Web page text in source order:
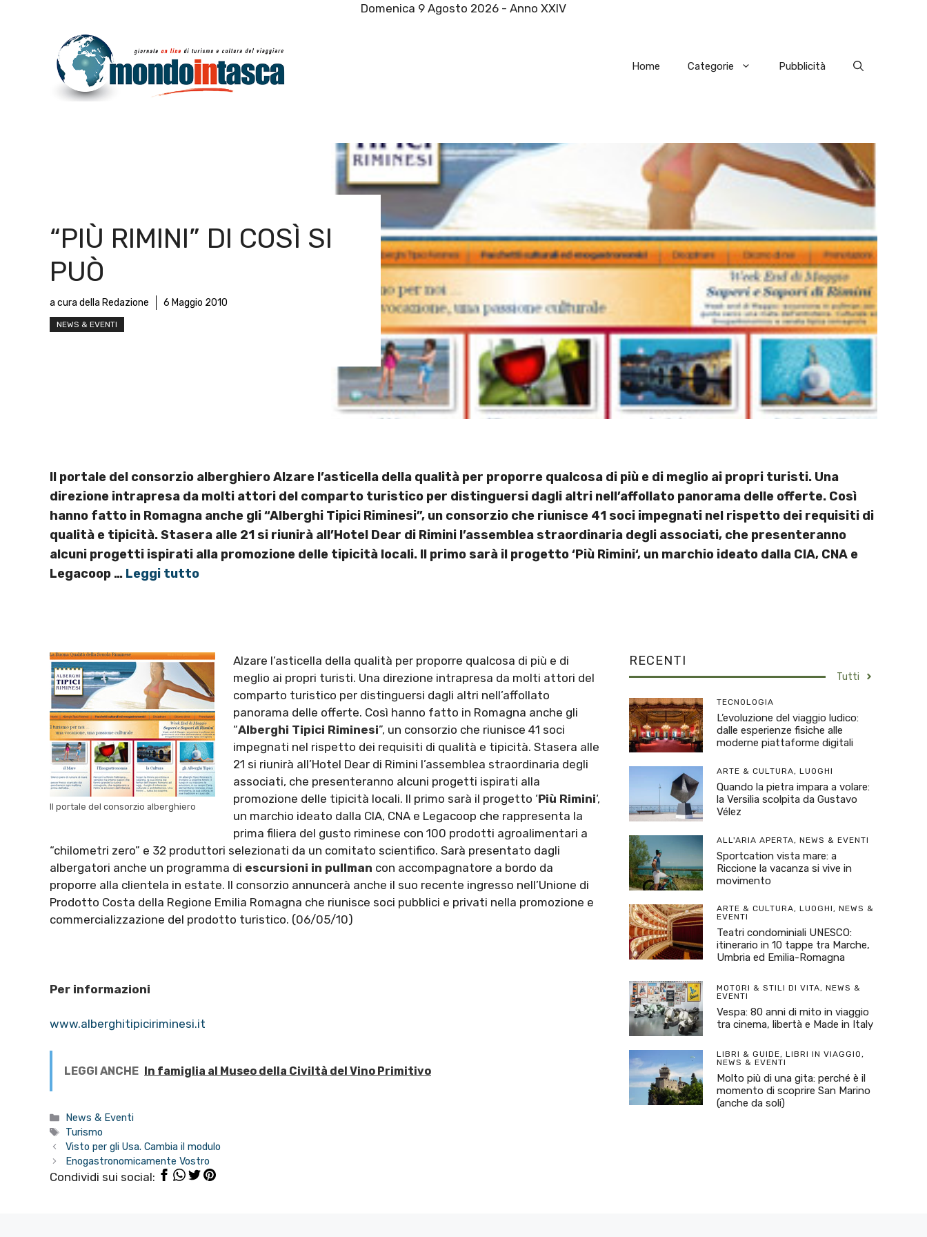
Domenica 9 Agosto 2026 - Anno XXIV
Home Categorie Pubblicità
“PIÙ RIMINI” DI COSÌ SI
PUÒ
a cura della Redazione 6 Maggio 2010
NEWS & EVENTI
Il portale del consorzio alberghiero Alzare l’asticella della qualità per proporre qualcosa di più e di meglio ai propri turisti. Una
direzione intrapresa da molti attori del comparto turistico per distinguersi dagli altri nell’affollato panorama delle offerte. Così
hanno fatto in Romagna anche gli “Alberghi Tipici Riminesi”, un consorzio che riunisce 41 soci impegnati nel rispetto dei requisiti di
qualità e tipicità. Stasera alle 21 si riunirà all’Hotel Dear di Rimini l’assemblea straordinaria degli associati, che presenteranno
alcuni progetti ispirati alla promozione delle tipicità locali. Il primo sarà il progetto ‘Più Rimini‘, un marchio ideato dalla CIA, CNA e
Legacoop … Leggi tutto
Il portale del consorzio alberghiero
Alzare l’asticella della qualità per proporre qualcosa di più e di
meglio ai propri turisti. Una direzione intrapresa da molti attori del
comparto turistico per distinguersi dagli altri nell’affollato
panorama delle offerte. Così hanno fatto in Romagna anche gli
“Alberghi Tipici Riminesi”, un consorzio che riunisce 41 soci
impegnati nel rispetto dei requisiti di qualità e tipicità. Stasera alle
21 si riunirà all’Hotel Dear di Rimini l’assemblea straordinaria degli
associati, che presenteranno alcuni progetti ispirati alla
promozione delle tipicità locali. Il primo sarà il progetto ‘Più Rimini‘,
un marchio ideato dalla CIA, CNA e Legacoop che rappresenta la
prima filiera del gusto riminese con 100 prodotti agroalimentari a
“chilometri zero” e 32 produttori selezionati da un comitato scientifico. Sarà presentato dagli
albergatori anche un programma di escursioni in pullman con accompagnatore a bordo da
proporre alla clientela in estate. Il consorzio annuncerà anche il suo recente ingresso nell’Unione di
Prodotto Costa della Regione Emilia Romagna che riunisce soci pubblici e privati nella promozione e
commercializzazione del prodotto turistico. (06/05/10)
Per informazioni
www.alberghitipiciriminesi.it
LEGGI ANCHE In famiglia al Museo della Civiltà del Vino Primitivo
Categorie
News & Eventi
Tag
Turismo
Visto per gli Usa. Cambia il modulo
Enogastronomicamente Vostro
Condividi sui social:
RECENTI
Tutti
TECNOLOGIA
L’evoluzione del viaggio ludico:
dalle esperienze fisiche alle
moderne piattaforme digitali
ARTE & CULTURA, LUOGHI
Quando la pietra impara a volare:
la Versilia scolpita da Gustavo
Vélez
ALL'ARIA APERTA, NEWS & EVENTI
Sportcation vista mare: a
Riccione la vacanza si vive in
movimento
ARTE & CULTURA, LUOGHI, NEWS &
EVENTI
Teatri condominiali UNESCO:
itinerario in 10 tappe tra Marche,
Umbria ed Emilia-Romagna
MOTORI & STILI DI VITA, NEWS &
EVENTI
Vespa: 80 anni di mito in viaggio
tra cinema, libertà e Made in Italy
LIBRI & GUIDE, LIBRI IN VIAGGIO,
NEWS & EVENTI
Molto più di una gita: perché è il
momento di scoprire San Marino
(anche da soli)